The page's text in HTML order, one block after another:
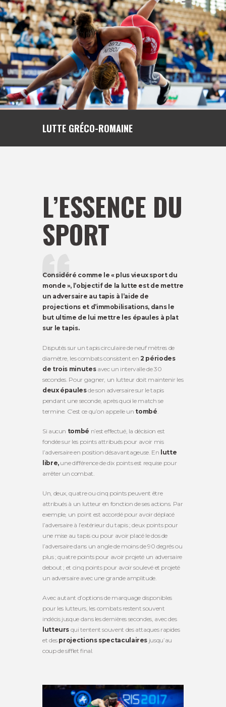
LUTTE GRÉCO-ROMAINE
L’ESSENCE DU
SPORT
Considéré comme le « plus vieux sport du
monde », l’objectif de la lutte est de mettre
un adversaire au tapis à l’aide de
projections et d’immobilisations, dans le
but ultime de lui mettre les épaules à plat
sur le tapis.
Disputés sur un tapis circulaire de neuf mètres de
diamètre, les combats consistent en2 périodes
de trois minutesavec un intervalle de 30
secondes. Pour gagner, un lutteur doit maintenir les
deux épaulesde son adversaire sur le tapis
pendant une seconde, après quoi le match se
termine. C’est ce qu’on appelle un tombé.
Si aucun tombé n’est effectué, la décision est
fondée sur les points attribués pour avoir mis
l’adversaire en position désavantageuse. En lutte
libre,une différence de dix points est requise pour
arrêter un combat.
Un, deux, quatre ou cinq points peuvent être
attribués à un lutteur en fonction de ses actions. Par
exemple, un point est accordé pour avoir déplacé
l’adversaire à l’extérieur du tapis ; deux points pour
une mise au tapis ou pour avoir placé le dos de
l’adversaire dans un angle de moins de 90 degrés ou
plus ; quatre points pour avoir projeté un adversaire
debout ; et cinq points pour avoir soulevé et projeté
un adversaire avec une grande amplitude.
Avec autant d’options de marquage disponibles
pour les lutteurs, les combats restent souvent
indécis jusque dans les dernières secondes, avec des
lutteurs qui tentent souvent des attaques rapides
et des projections spectaculaires jusqu’au
coup de sifflet final.